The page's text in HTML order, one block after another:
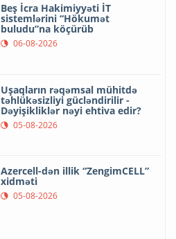
Beş İcra Hakimiyyəti İT
sistemlərini “Hökumət
buludu”na köçürüb
06-08-2026
Uşaqların rəqəmsal mühitdə
təhlükəsizliyi gücləndirilir -
Dəyişikliklər nəyi ehtiva edir?
05-08-2026
Azercell-dən illik “ZengimCELL”
xidməti
05-08-2026